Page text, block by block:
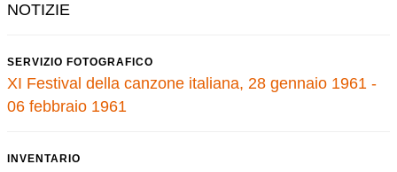
NOTIZIE
SERVIZIO FOTOGRAFICO
XI Festival della canzone italiana, 28 gennaio 1961 -
06 febbraio 1961
INVENTARIO